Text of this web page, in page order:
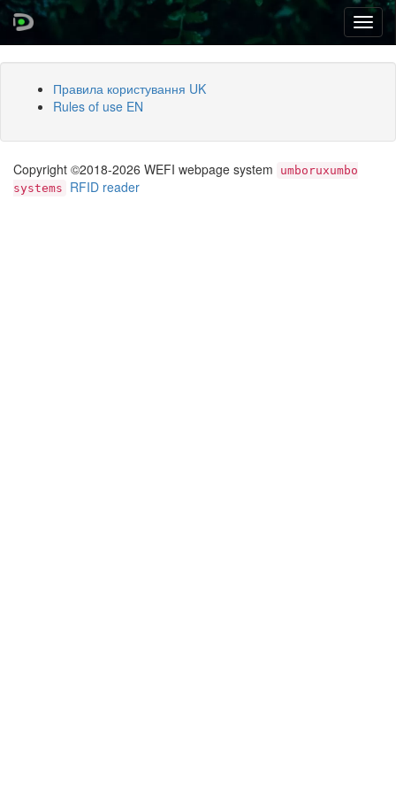
Правила користування UK
Rules of use EN
Copyright ©2018-2026 WEFI webpage system
umboruxumbo
systems
RFID reader